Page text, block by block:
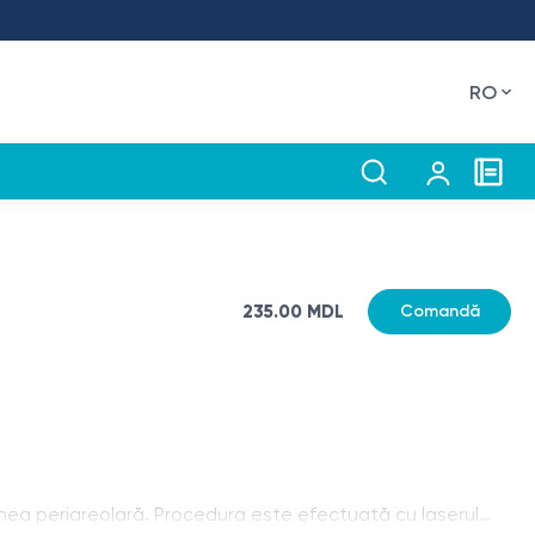
RO
235.00 MDL Comandă
periareolară. Procedura este efectuată cu laserul